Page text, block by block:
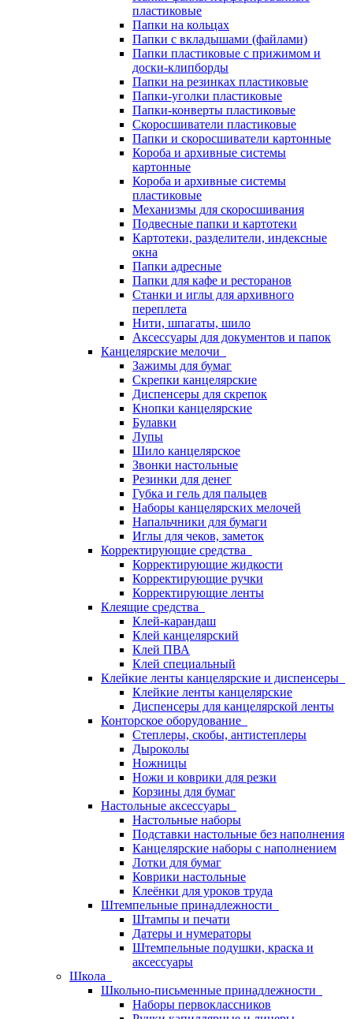
пластиковые
Папки на кольцах
Папки с вкладышами (файлами)
Папки пластиковые с прижимом и
доски-клипборды
Папки на резинках пластиковые
Папки-уголки пластиковые
Папки-конверты пластиковые
Скоросшиватели пластиковые
Папки и скоросшиватели картонные
Короба и архивные системы
картонные
Короба и архивные системы
пластиковые
Механизмы для скоросшивания
Подвесные папки и картотеки
Картотеки, разделители, индексные
окна
Папки адресные
Папки для кафе и ресторанов
Станки и иглы для архивного
переплета
Нити, шпагаты, шило
Аксессуары для документов и папок
Канцелярские мелочи
Зажимы для бумаг
Скрепки канцелярские
Диспенсеры для скрепок
Кнопки канцелярские
Булавки
Лупы
Шило канцелярское
Звонки настольные
Резинки для денег
Губка и гель для пальцев
Наборы канцелярских мелочей
Напальчники для бумаги
Иглы для чеков, заметок
Корректирующие средства
Корректирующие жидкости
Корректирующие ручки
Корректирующие ленты
Клеящие средства
Клей-карандаш
Клей канцелярский
Клей ПВА
Клей специальный
Клейкие ленты канцелярские и диспенсеры
Клейкие ленты канцелярские
Диспенсеры для канцелярской ленты
Конторское оборудование
Степлеры, скобы, антистеплеры
Дыроколы
Ножницы
Ножи и коврики для резки
Корзины для бумаг
Настольные аксессуары
Настольные наборы
Подставки настольные без наполнения
Канцелярские наборы с наполнением
Лотки для бумаг
Коврики настольные
Клеёнки для уроков труда
Штемпельные принадлежности
Штампы и печати
Датеры и нумераторы
Штемпельные подушки, краска и
аксессуары
Школа
Школьно-письменные принадлежности
Наборы первоклассников